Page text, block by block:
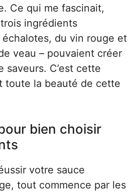
Ce qui me fascinait,
ingrédients
du vin rouge et
veau – pouvaient créer
saveurs. C’est cette
toute la beauté de cette
bien choisir
votre sauce
tout commence par les